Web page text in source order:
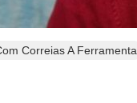
Correias A Ferramenta